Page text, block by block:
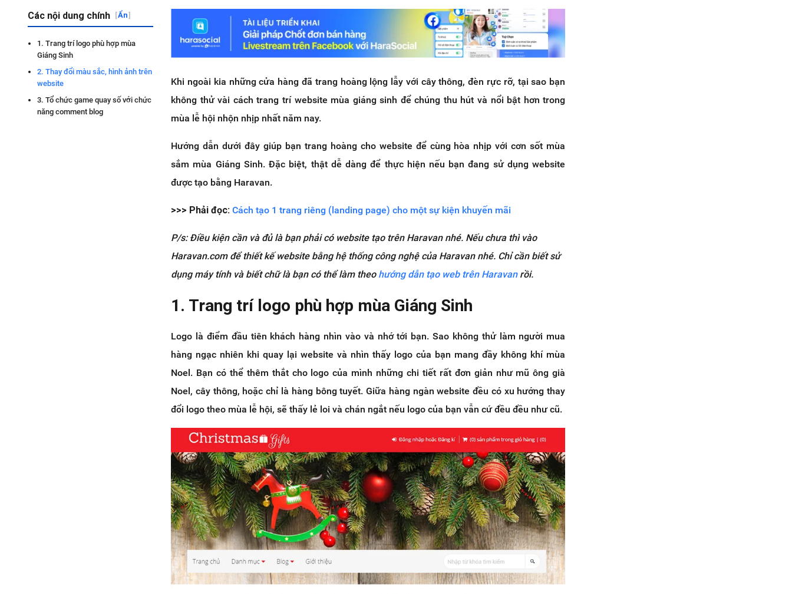
Các nội dung chính [Ẩn]
1. Trang trí logo phù hợp mùa
Giáng Sinh
2. Thay đổi màu sắc, hình ảnh trên
website
3. Tổ chức game quay số với chức
năng comment blog
Khi ngoài kia những cửa hàng đã trang hoàng lộng lẫy với cây thông, đèn rực rỡ, tại sao bạn
không thử vài cách trang trí website mùa giáng sinh để chúng thu hút và nổi bật hơn trong
mùa lễ hội nhộn nhịp nhất năm nay.
Hướng dẫn dưới đây giúp bạn trang hoàng cho website để cùng hòa nhịp với cơn sốt mùa
sắm mùa Giáng Sinh. Đặc biệt, thật dễ dàng để thực hiện nếu bạn đang sử dụng website
được tạo bằng Haravan.
>>> Phải đọc: Cách tạo 1 trang riêng (landing page) cho một sự kiện khuyến mãi
P/s: Điều kiện cần và đủ là bạn phải có website tạo trên Haravan nhé. Nếu chưa thì vào
Haravan.com để thiết kế website bằng hệthống công nghệcủa Haravan nhé. Chỉcần biết sử
dụng máy tính và biết chữlà bạn có thểlàm theo hướng dẫn tạo web trên Haravanrồi.
1. Trang trí logo phù hợp mùa Giáng Sinh
Logo là điểm đầu tiên khách hàng nhìn vào và nhớ tới bạn. Sao không thử làm người mua
hàng ngạc nhiên khi quay lại website và nhìn thấy logo của bạn mang đầy không khí mùa
Noel. Bạn có thể thêm thắt cho logo của mình những chi tiết rất đơn giản như mũ ông già
Noel, cây thông, hoặc chỉ là hàng bông tuyết. Giữa hàng ngàn website đều có xu hướng thay
đổi logo theo mùa lễ hội, sẽ thấy lẻ loi và chán ngắt nếu logo của bạn vẫn cứ đều đều như cũ.